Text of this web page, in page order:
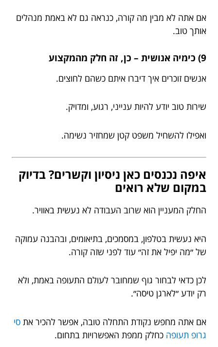
אם אתה לא מבין מה קורה, כנראה גם לא באמת מנהלים
אותך טוב.
9) כימיה אנושית – כן, זה חלק מהמקצוע
אנשים זוכרים איך דיברו איתם כשהם לחוצים.
שירות טוב יודע להיות ענייני, רגוע, ומדויק.
ואפילו להשחיל משפט קטן שמחזיר נשימה.
איפה נכנסים כאן ניסיון וקשרים? בדיוק
במקום שלא רואים
החלק המעניין הוא שרוב העבודה לא נעשית באוויר.
היא נעשית בטלפון, במסמכים, בתיאומים, ובהבנה עמוקה
של ״מה יפיל את זה״ עוד לפני שזה קורה.
לכן כדאי לבחור גוף שמחובר לעולם התעופה באמת, ולא
רק יודע ״לארגן טיסה״.
אם אתה מחפש נקודת התחלה טובה, אפשר להכיר את סי
גרופ תעופה כחלק ממפת האפשרויות בתחום.